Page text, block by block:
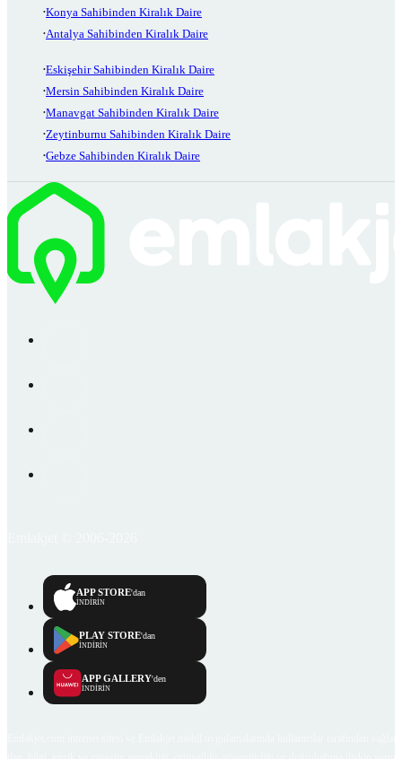
Konya Sahibinden Kiralık Daire
Antalya Sahibinden Kiralık Daire
Eskişehir Sahibinden Kiralık Daire
Mersin Sahibinden Kiralık Daire
Manavgat Sahibinden Kiralık Daire
Zeytinburnu Sahibinden Kiralık Daire
Gebze Sahibinden Kiralık Daire
APP STORE'dan
İNDİRİN
PLAY STORE'dan
İNDİRİN
APP GALLERY'den
İNDİRİN